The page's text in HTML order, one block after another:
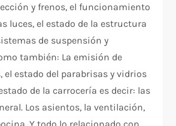
y frenos, el funcionamiento
luces, el estado de la estructura
de suspensión y
también: La emisión de
estado del parabrisas y vidrios
de la carrocería es decir: las
Los asientos, la ventilación,